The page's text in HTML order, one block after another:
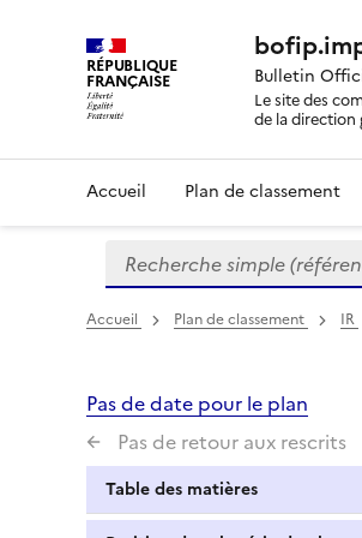
RÉPUBLIQUE
FRANÇAISE Bulletin
Le site des
de la direction
Accueil Plan de classement
Formulaire
de
recherche
Recherche simple
Accueil Plan de classement IR
Pas de date pour le plan
Pas de retour aux rescrits
Table des matières